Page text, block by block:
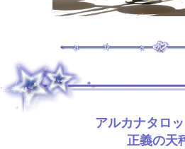
アルカナタロ
正義の天